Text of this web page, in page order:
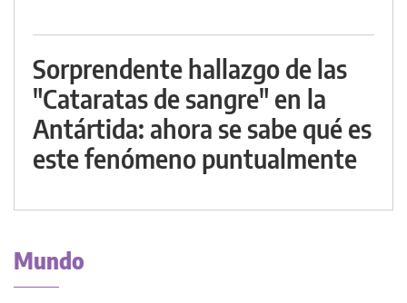
Sorprendente hallazgo de las
"Cataratas de sangre" en la
Antártida: ahora se sabe qué es
este fenómeno puntualmente
Mundo